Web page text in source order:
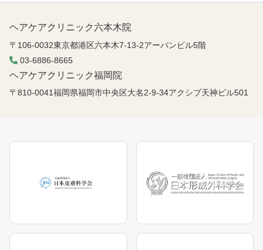
ヘアケアクリニック六本木院
〒106-0032東京都港区六本木7-13-2アーバンビル5階
03-6886-8665
ヘアケアクリニック福岡院
〒810-0041福岡県福岡市中央区大名2-9-34アクシブ天神ビル501